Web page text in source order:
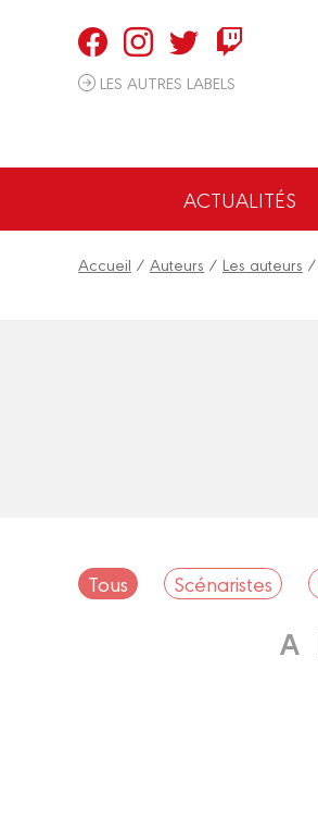
LES AUTRES LABELS
ACTUALITÉS
Accueil / Auteurs / Les auteurs /
Tous Scénaristes
A